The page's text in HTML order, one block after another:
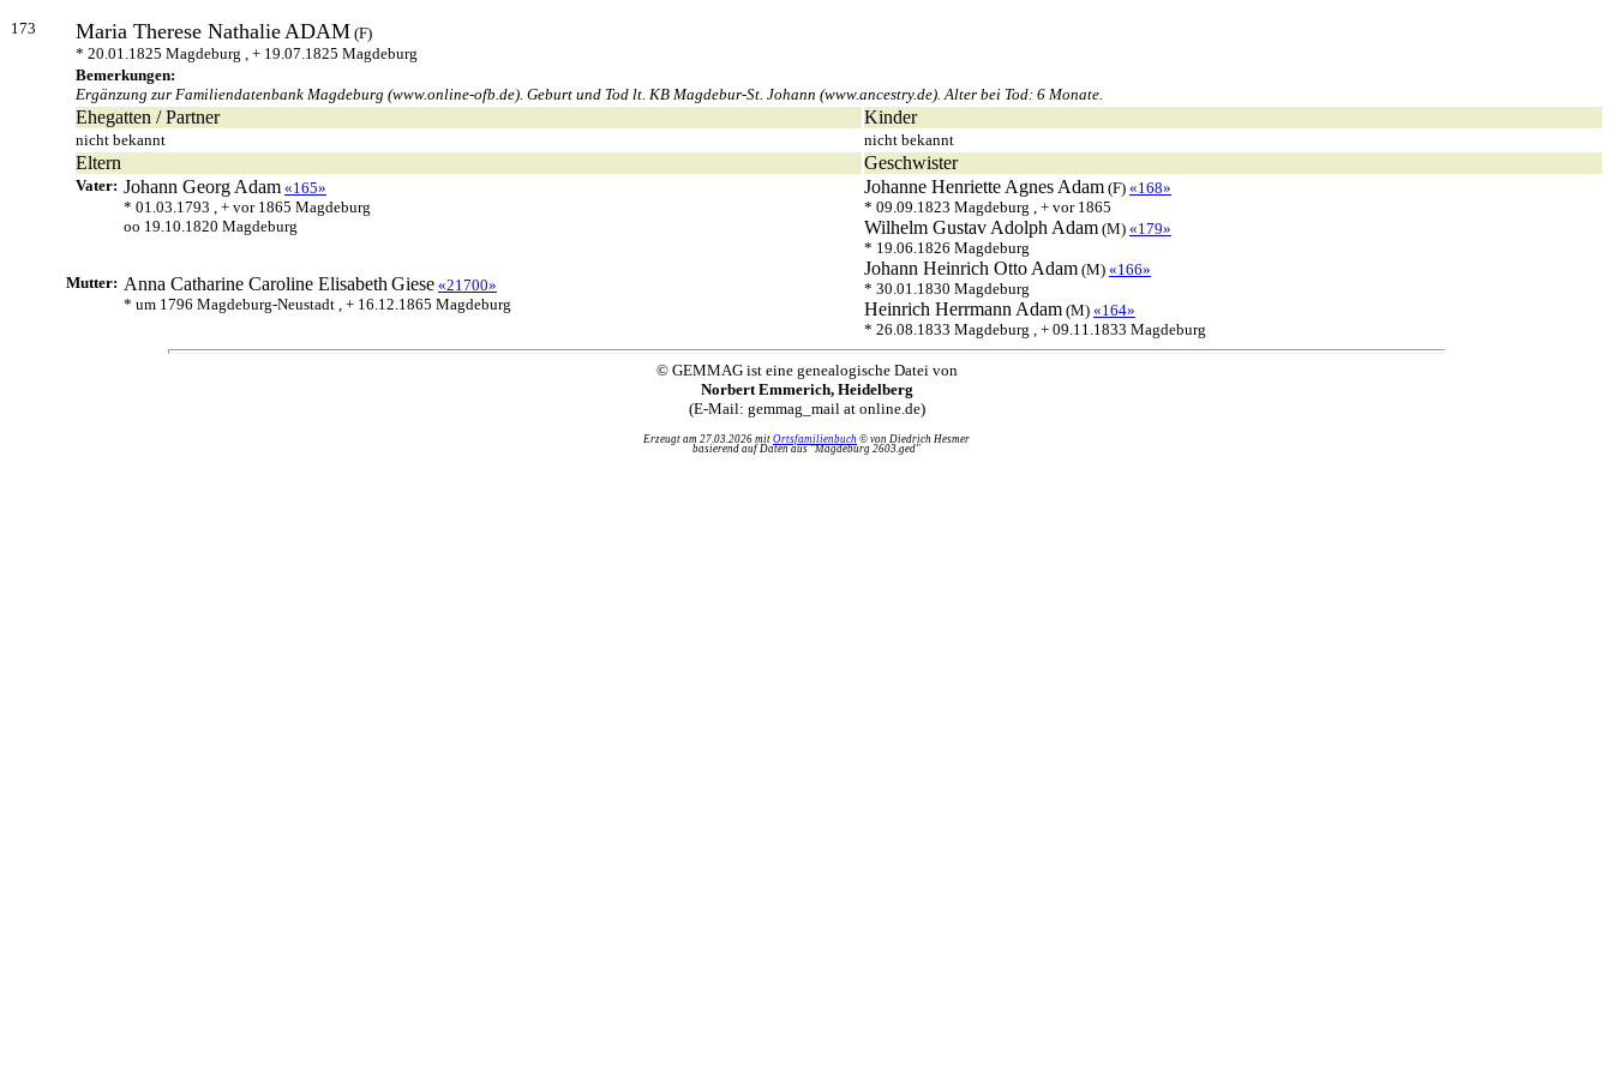
173 Maria Therese NathalieADAM (F)
* 20.01.1825 Magdeburg , + 19.07.1825 Magdeburg
Bemerkungen:
Ergänzung zur Familiendatenbank Magdeburg (www.online-ofb.de). Geburt und Tod lt. KB Magdebur-St. Johann (www.ancestry.de). Alter bei Tod: 6 Monate.
Ehegatten / Partner Kinder
nicht bekannt nicht bekannt
Eltern Geschwister
Vater: Johann Georg Adam «165»
* 01.03.1793 , + vor 1865 Magdeburg
oo 19.10.1820 Magdeburg
Johanne Henriette Agnes Adam (F) «168»
* 09.09.1823 Magdeburg , + vor 1865
Wilhelm Gustav Adolph Adam (M) «179»
* 19.06.1826 Magdeburg
Johann Heinrich Otto Adam (M) «166»
* 30.01.1830 Magdeburg
Heinrich Herrmann Adam (M) «164»
* 26.08.1833 Magdeburg , + 09.11.1833 Magdeburg
Mutter: Anna Catharine Caroline Elisabeth Giese «21700»
* um 1796 Magdeburg-Neustadt , + 16.12.1865 Magdeburg
© GEMMAG ist eine genealogische Datei von
Norbert Emmerich, Heidelberg
(E-Mail: gemmag_mail at online.de)
Erzeugt am 27.03.2026 mit Ortsfamilienbuch © von Diedrich Hesmer
basierend auf Daten aus "Magdeburg 2603.ged"